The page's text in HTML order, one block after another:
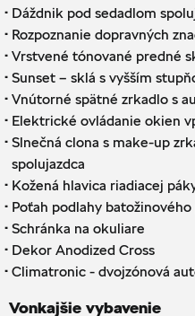
· Dáždnik pod sedadlom
· Rozpoznanie dopravných
· Vrstvené tónované predné
· Sunset – sklá s vyšším
· Vnútorné spätné zrkadlo s
· Elektrické ovládanie okien
· Slnečná clona s make-up
spolujazdca
· Kožená hlavica riadiacej
· Poťah podlahy
· Schránka na okuliare
· Dekor Anodized Cross
· Climatronic - dvojzónová
Vonkajšie vybavenie